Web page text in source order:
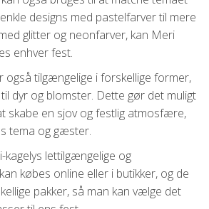
designs med pastelfarver til mere
glitter og neonfarver, kan Meri
enhver fest.
også tilgængelige i forskellige former,
dyr og blomster. Dette gør det muligt
skabe en sjov og festlig atmosfære,
tema og gæster.
kagelys lettilgængelige og
købes online eller i butikker, og de
pakker, så man kan vælge det